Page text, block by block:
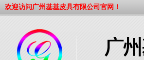
欢迎访问广州基基皮具有限公司官网！